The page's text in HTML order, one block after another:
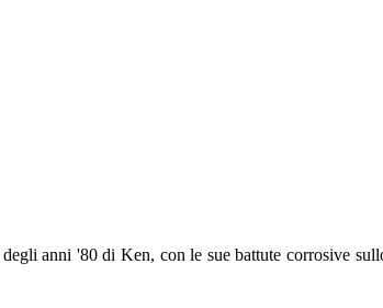
anni '80 di Ken, con le sue battute corrosive